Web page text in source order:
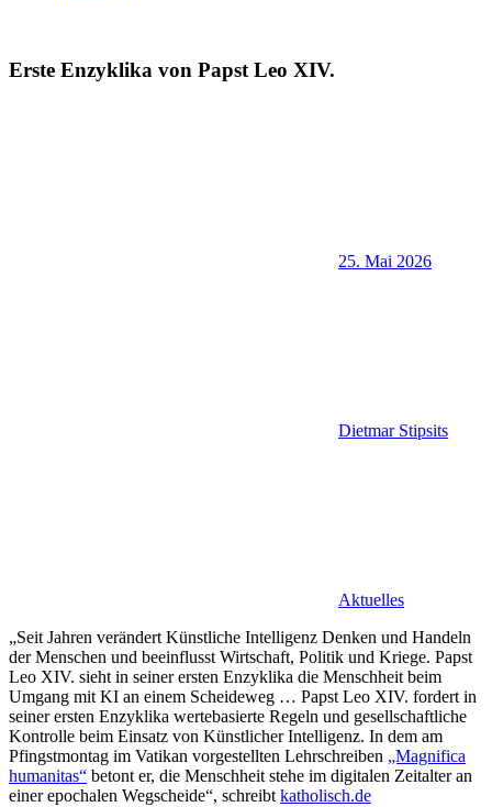
Erste Enzyklika von Papst Leo XIV.
25. Mai 2026
Dietmar Stipsits
Aktuelles
„Seit Jahren verändert Künstliche Intelligenz Denken und Handeln
der Menschen und beeinflusst Wirtschaft, Politik und Kriege. Papst
Leo XIV. sieht in seiner ersten Enzyklika die Menschheit beim
Umgang mit KI an einem Scheideweg … Papst Leo XIV. fordert in
seiner ersten Enzyklika wertebasierte Regeln und gesellschaftliche
Kontrolle beim Einsatz von Künstlicher Intelligenz. In dem am
Pfingstmontag im Vatikan vorgestellten Lehrschreiben „Magnifica
humanitas“ betont er, die Menschheit stehe im digitalen Zeitalter an
einer epochalen Wegscheide“, schreibtkatholisch.de